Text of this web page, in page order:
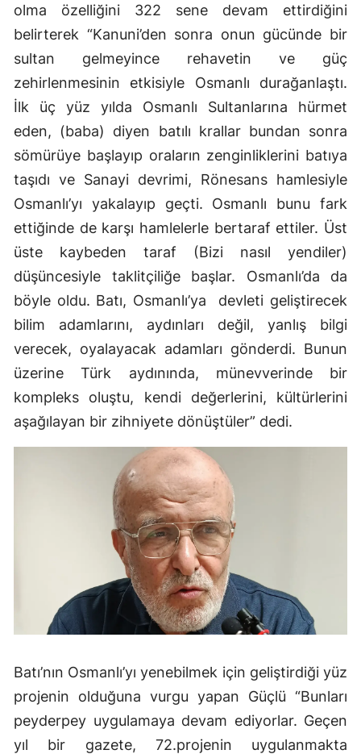
Isparta
Mersin
İstanbul
Kars
Kastamonu
Kayseri
Kırklareli
Kırşehir
Kocaeli
Konya
Kütahya
Malatya
Manisa
Muş
Nevşehir
Ordu
Rize
Sakarya
olma özelliğini 322 sene devam ettirdiğini
belirterek “Kanuni’den sonra onun gücünde bir
sultan gelmeyince rehavetin ve güç
zehirlenmesinin etkisiyle Osmanlı durağanlaştı.
İlk üç yüz yılda Osmanlı Sultanlarına hürmet
eden, (baba) diyen batılı krallar bundan sonra
sömürüye başlayıp oraların zenginliklerini batıya
taşıdı ve Sanayi devrimi, Rönesans hamlesiyle
Osmanlı’yı yakalayıp geçti. Osmanlı bunu fark
ettiğinde de karşı hamlelerle bertaraf ettiler. Üst
üste kaybeden taraf (Bizi nasıl yendiler)
düşüncesiyle taklitçiliğe başlar. Osmanlı’da da
böyle oldu. Batı, Osmanlı’ya
devleti geliştirecek
bilim adamlarını, aydınları değil, yanlış bilgi
verecek, oyalayacak adamları gönderdi. Bunun
üzerine Türk aydınında, münevverinde bir
kompleks oluştu, kendi değerlerini, kültürlerini
aşağılayan bir zihniyete dönüştüler” dedi.
Batı’nın Osmanlı’yı yenebilmek için geliştirdiği yüz
projenin olduğuna vurgu yapan Güçlü “Bunları
peyderpey uygulamaya devam ediyorlar. Geçen
yıl bir gazete, 72.projenin uygulanmakta